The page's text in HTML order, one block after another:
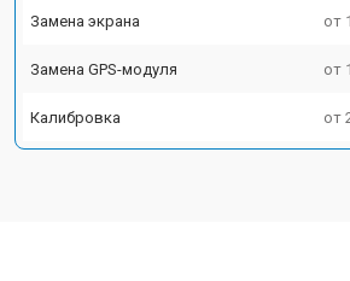
Замена экрана от
Замена GPS-модуля от
Калибровка от